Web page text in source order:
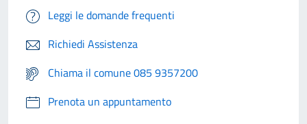
Leggi le domande frequenti
Richiedi Assistenza
Chiama il comune 085 9357200
Prenota un appuntamento